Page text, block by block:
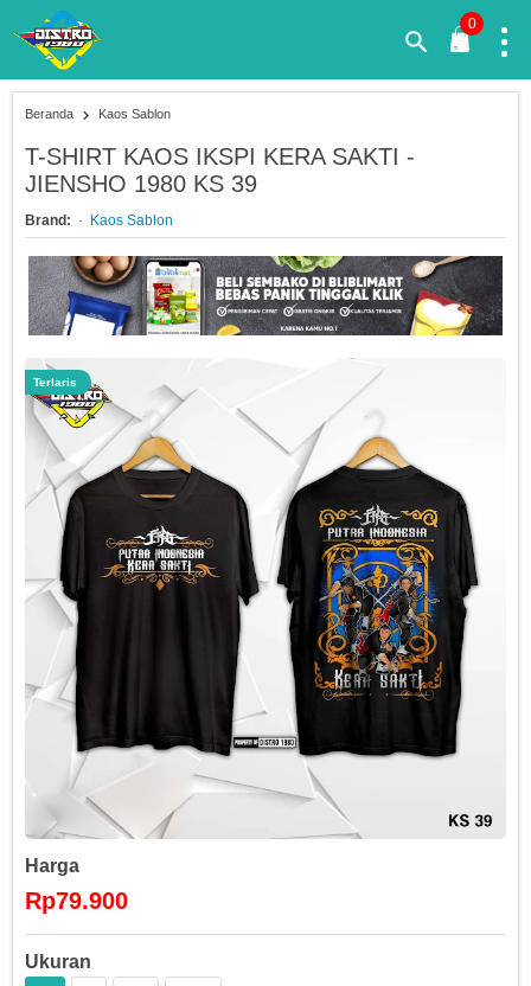
0
Beranda Kaos Sablon
T-SHIRT KAOS IKSPI KERA SAKTI -
JIENSHO 1980 KS 39
Brand: Kaos Sablon
Terlaris
Harga
Rp79.900
Ukuran